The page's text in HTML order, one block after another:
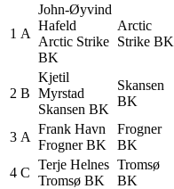
1 A
John-Øyvind
Hafeld
Arctic Strike
BK
Arctic
Strike BK
2 B
Kjetil
Myrstad
Skansen BK
Skansen
BK
3 A
Frank Havn
Frogner BK
Frogner
BK
4 C
Terje Helnes
Tromsø BK
Tromsø
BK